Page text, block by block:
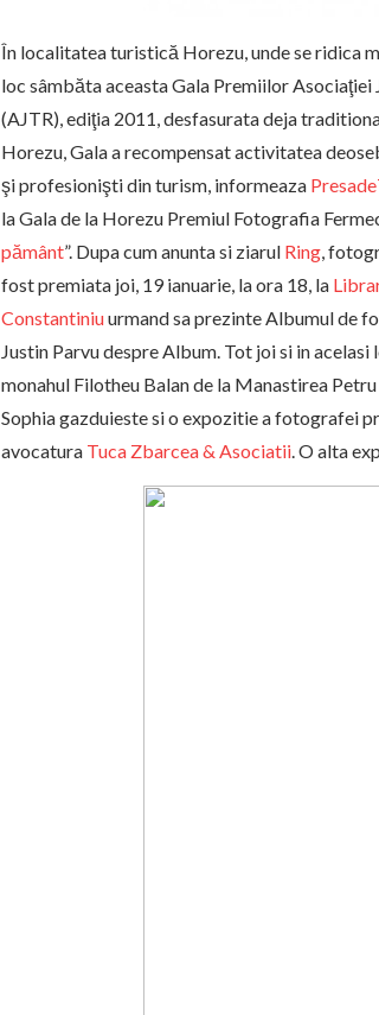
În localitatea turistică Horezu, unde se ridica
loc sâmbăta aceasta Gala Premiilor
(AJTR), ediţia 2011, desfasurata deja
Horezu, Gala a recompensat activitatea
şi profesionişti din turism, informeaza
la Gala de la Horezu Premiul Fotografia
pământ”. Dupa cum anunta si ziarul Ring,
fost premiata joi, 19 ianuarie, la ora 18, la
Constantiniuurmand sa prezinte Albumul de
Justin Parvu despre Album. Tot joi si in acelasi
monahul Filotheu Balan de la Manastirea
Sophia gazduieste si o expozitie a fotografei
avocatura Tuca Zbarcea & Asociatii. O alta